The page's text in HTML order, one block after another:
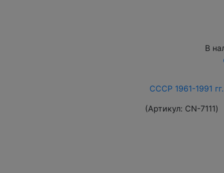
В
СССР 1961-1991
(Артикул: СN-7111)